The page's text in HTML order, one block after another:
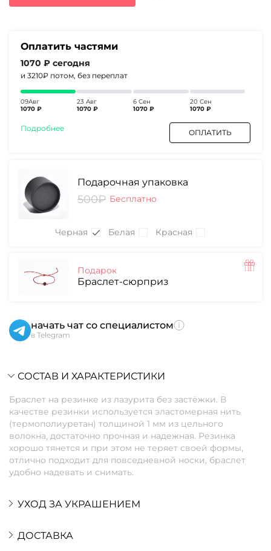
5530₽.
Оплатить частями
1070 ₽ сегодня
и 3210₽ потом, без переплат
09Авг
1070 ₽
23 Авг
1070 ₽
6 Сен
1070 ₽
20 Сен
1070 ₽
Подробнее ОПЛАТИТЬ
Подарочная упаковка
500₽ Бесплатно
Черная Белая Красная
Подарок
Браслет-сюрприз
начать чат со специалистом
в Telegram
СОСТАВ И ХАРАКТЕРИСТИКИ
Браслет на резинке из лазурита без застёжки. В
качестве резинки используется эластомерная нить
(термополиуретан) толщиной 1 мм из цельного
волокна, достаточно прочная и надежная. Резинка
хорошо тянется и при этом не теряет своей формы,
отлично подходит для повседневной носки, браслет
удобно надевать и снимать.
УХОД ЗА УКРАШЕНИЕМ
ДОСТАВКА